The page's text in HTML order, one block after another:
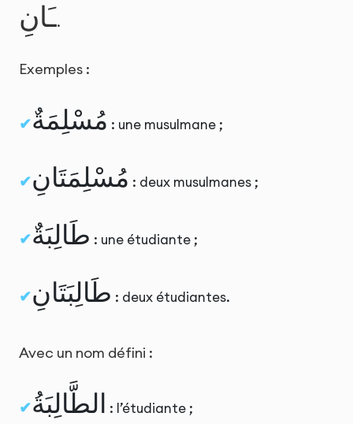
ـَانِ.
Exemples :
مُسْلِمَةٌ : une musulmane ;
مُسْلِمَتَانِ : deux musulmanes ;
طَالِبَةٌ : une étudiante ;
طَالِبَتَانِ : deux étudiantes.
Avec un nom défini :
الطَّالِبَةُ : l’étudiante ;